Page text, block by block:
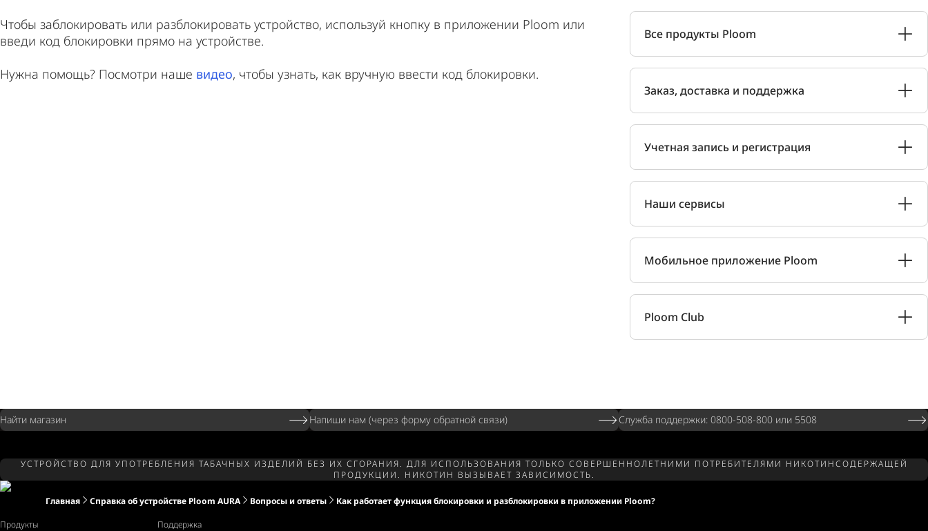
Чтобы заблокировать или разблокировать устройство, используй кнопку в приложении Ploom или
введи код блокировки прямо на устройстве.
Нужна помощь? Посмотри наше видео, чтобы узнать, как вручную ввести код блокировки.
Все продукты Ploom
Заказ, доставка и поддержка
Учетная запись и регистрация
Наши сервисы
Мобильное приложение Ploom
Ploom Club
Найти магазин Напиши нам (через форму обратной связи) Служба поддержки: 0800-508-800 или 5508
УСТРОЙСТВО ДЛЯ УПОТРЕБЛЕНИЯ ТАБАЧНЫХ ИЗДЕЛИЙ БЕЗ ИХ СГОРАНИЯ. ДЛЯ ИСПОЛЬЗОВАНИЯ ТОЛЬКО СОВЕРШЕННОЛЕТНИМИ ПОТРЕБИТЕЛЯМИ НИКОТИНСОДЕРЖАЩЕЙ
ПРОДУКЦИИ. НИКОТИН ВЫЗЫВАЕТ ЗАВИСИМОСТЬ.
Главная Справка об устройстве Ploom AURA Вопросы и ответы
Как работает функция блокировки и разблокировки в приложении Ploom?
Продукты
Поддержка